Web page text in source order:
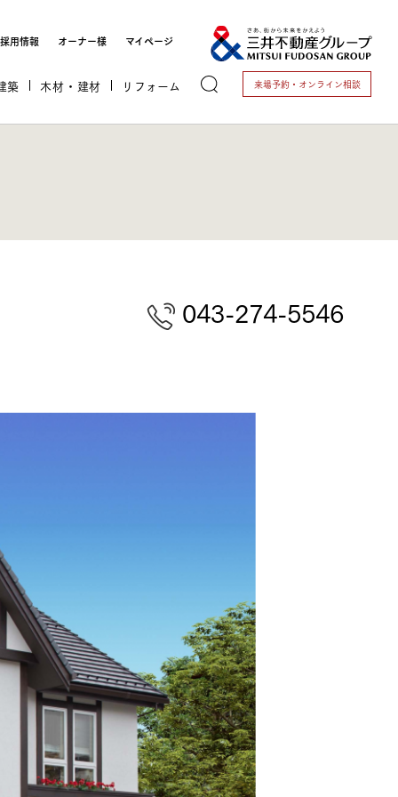
採用情報 オーナー様 マイページ
MOCX WALL工法のテク
ノロジー
築 木材・建材 リフォーム 来場予約・ オンライン相談
043-274-5546